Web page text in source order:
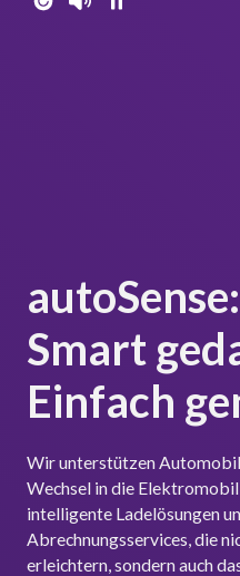
autoSense:
Smart
Einfach
Wir unterstützen
Wechsel in die
intelligente Ladelösungen
Abrechnungsservices, die
erleichtern, sondern auch